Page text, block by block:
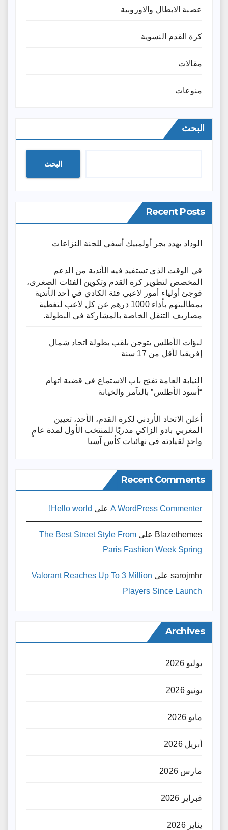
عصبة الابطال والاوروبية
كرة القدم النسوية
مقالات
منوعات
البحث
البحث
Recent Posts
الوداد يهدد بجر أولمبيك أسفي للجنة النزاعات
في الوقت الذي تستفيد فيه الأندية من الدعم
المخصص لتطوير كرة القدم وتكوين الفئات الصغرى،
فوجئ أولياء أمور لاعبي فئة الكادي في أحد الأندية
بمطالبتهم بأداء 1000 درهم عن كل لاعب لتغطية
مصاريف التنقل الخاصة بالمشاركة في البطولة.
لبؤات الأطلس يتوجن بلقب بطولة اتحاد شمال
إفريقيا لأقل من 17 سنة
النيابة العامة تفتح باب الاستماع في قضية اتهام
“أسود الأطلس” بالتآمر والخيانة
أعلن الاتحاد الأردني لكرة القدم، الأحد، تعيين
المغربي بادو الزاكي مدربًا للمنتخب الأول لمدة عامٍ
واحدٍ لقيادته ​في نهائيات كأس آسيا
Recent Comments
A WordPress Commenter على Hello world!
Blazethemes على The Best Street Style From
Paris Fashion Week Spring
sarojmhr على Valorant Reaches Up To 3 Million
Players Since Launch
Archives
يوليو 2026
يونيو 2026
مايو 2026
أبريل 2026
مارس 2026
فبراير 2026
يناير 2026